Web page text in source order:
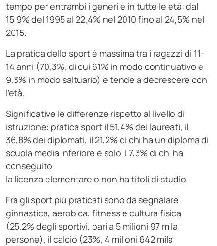
tempo per entrambi i generi e in tutte le età: dal
15,9% del 1995 al 22,4% nel 2010 fino al 24,5% nel
2015.
La pratica dello sport è massima tra i ragazzi di 11-
14 anni (70,3%, di cui 61% in modo continuativo e
9,3% in modo saltuario) e tende a decrescere con
l’età.
Significative le differenze rispetto al livello di
istruzione: pratica sport il 51,4% dei laureati, il
36,8% dei diplomati, il 21,2% di chi ha un diploma di
scuola media inferiore e solo il 7,3% di chi ha
conseguito
la licenza elementare o non ha titoli di studio.
Fra gli sport più praticati sono da segnalare
ginnastica, aerobica, fitness e cultura fisica
(25,2% degli sportivi, pari a 5 milioni 97 mila
persone), il calcio (23%, 4 milioni 642 mila